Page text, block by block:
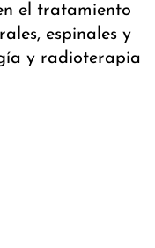
el tratamiento
espinales y
y radioterapia